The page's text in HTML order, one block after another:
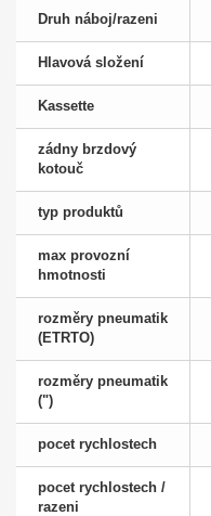
Druh náboj/razeni
Hlavová složení
Kassette
zádny brzdový
kotouč
typ produktů
max provozní
hmotnosti
rozměry pneumatik
(ETRTO)
rozměry pneumatik
(")
pocet rychlostech
pocet rychlostech /
razeni